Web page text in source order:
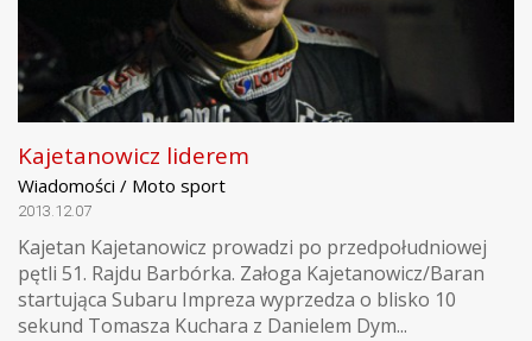
Kajetanowicz liderem
Wiadomości / Moto sport
2013.12.07
Kajetan Kajetanowicz prowadzi po przedpołudniowej
pętli 51. Rajdu Barbórka. Załoga Kajetanowicz/Baran
startująca Subaru Impreza wyprzedza o blisko 10
sekund Tomasza Kuchara z Danielem Dym...